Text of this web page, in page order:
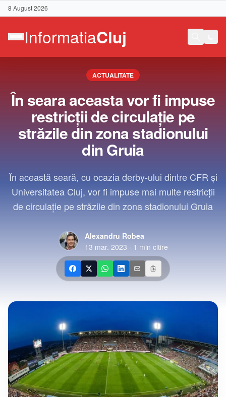
8 August 2026
Contact
ACTUALITATE
În seara aceasta vor fi impuse
restricții de circulație pe
străzile din zona stadionului
din Gruia
În această seară, cu ocazia derby-ului dintre CFR și
Universitatea Cluj, vor fi impuse mai multe restricții
de circulație pe străzile din zona stadionului Gruia
Alexandru Robea
13 mar. 2023 · 1 min citire